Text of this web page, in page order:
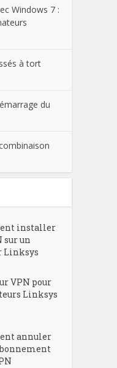
Windows 7 :
à tort
du
installer
sur un
Linksys
VPN pour
Linksys
annuler